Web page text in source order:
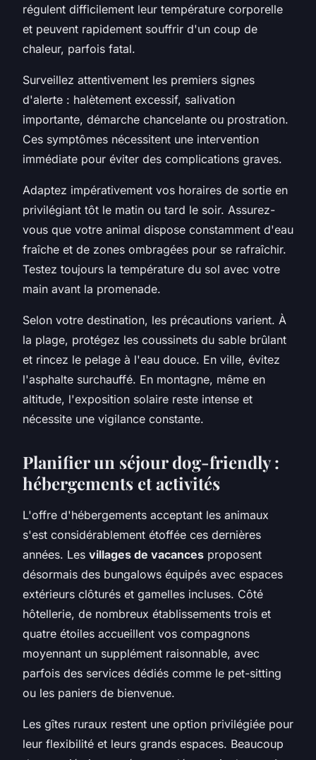
régulent difficilement leur température corporelle
et peuvent rapidement souffrir d'un coup de
chaleur, parfois fatal.
Surveillez attentivement les premiers signes
d'alerte : halètement excessif, salivation
importante, démarche chancelante ou prostration.
Ces symptômes nécessitent une intervention
immédiate pour éviter des complications graves.
Adaptez impérativement vos horaires de sortie en
privilégiant tôt le matin ou tard le soir. Assurez-
vous que votre animal dispose constamment d'eau
fraîche et de zones ombragées pour se rafraîchir.
Testez toujours la température du sol avec votre
main avant la promenade.
Selon votre destination, les précautions varient. À
la plage, protégez les coussinets du sable brûlant
et rincez le pelage à l'eau douce. En ville, évitez
l'asphalte surchauffé. En montagne, même en
altitude, l'exposition solaire reste intense et
nécessite une vigilance constante.
Planifier un séjour dog-friendly :
hébergements et activités
L'offre d'hébergements acceptant les animaux
s'est considérablement étoffée ces dernières
années. Les villages de vacances proposent
désormais des bungalows équipés avec espaces
extérieurs clôturés et gamelles incluses. Côté
hôtellerie, de nombreux établissements trois et
quatre étoiles accueillent vos compagnons
moyennant un supplément raisonnable, avec
parfois des services dédiés comme le pet-sitting
ou les paniers de bienvenue.
Les gîtes ruraux restent une option privilégiée pour
leur flexibilité et leurs grands espaces. Beaucoup